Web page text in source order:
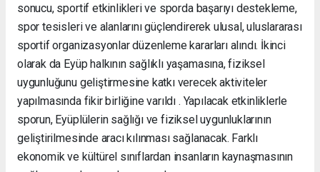
sonucu, sportif etkinlikleri ve sporda başarıyı destekleme,
spor tesisleri ve alanlarını güçlendirerek ulusal, uluslararası
sportif organizasyonlar düzenleme kararları alındı. İkinci
olarak da Eyüp halkının sağlıklı yaşamasına, fiziksel
uygunluğunu geliştirmesine katkı verecek aktiviteler
yapılmasında fikir birliğine varıldı . Yapılacak etkinliklerle
sporun, Eyüplülerin sağlığı ve fiziksel uygunluklarının
geliştirilmesinde aracı kılınması sağlanacak. Farklı
ekonomik ve kültürel sınıflardan insanların kaynaşmasının